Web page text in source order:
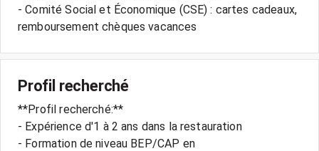
- Comité Social et Économique (CSE) : cartes cadeaux,
remboursement chèques vacances
Profil recherché
**Profil recherché:**
- Expérience d'1 à 2 ans dans la restauration
- Formation de niveau BEP/CAP en